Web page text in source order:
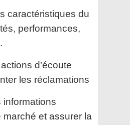
caractéristiques du
performances,
d’écoute
les réclamations
informations
marché et assurer la